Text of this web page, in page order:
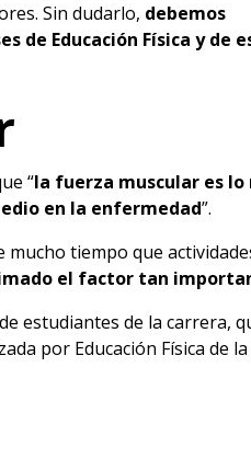
Sin dudarlo, debemos
de Educación Física y de
“la fuerza muscular es
en la enfermedad”.
mucho tiempo que
el factor tan
estudiantes de la carrera,
por Educación Física de la